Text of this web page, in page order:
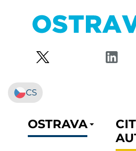
CS
OSTRAVA